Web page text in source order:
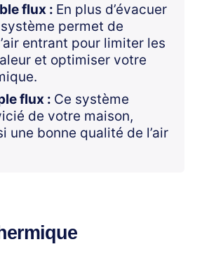
flux : En plus d’évacuer
permet de
entrant pour limiter les
et optimiser votre
flux : Ce système
de votre maison,
une bonne qualité de l’air